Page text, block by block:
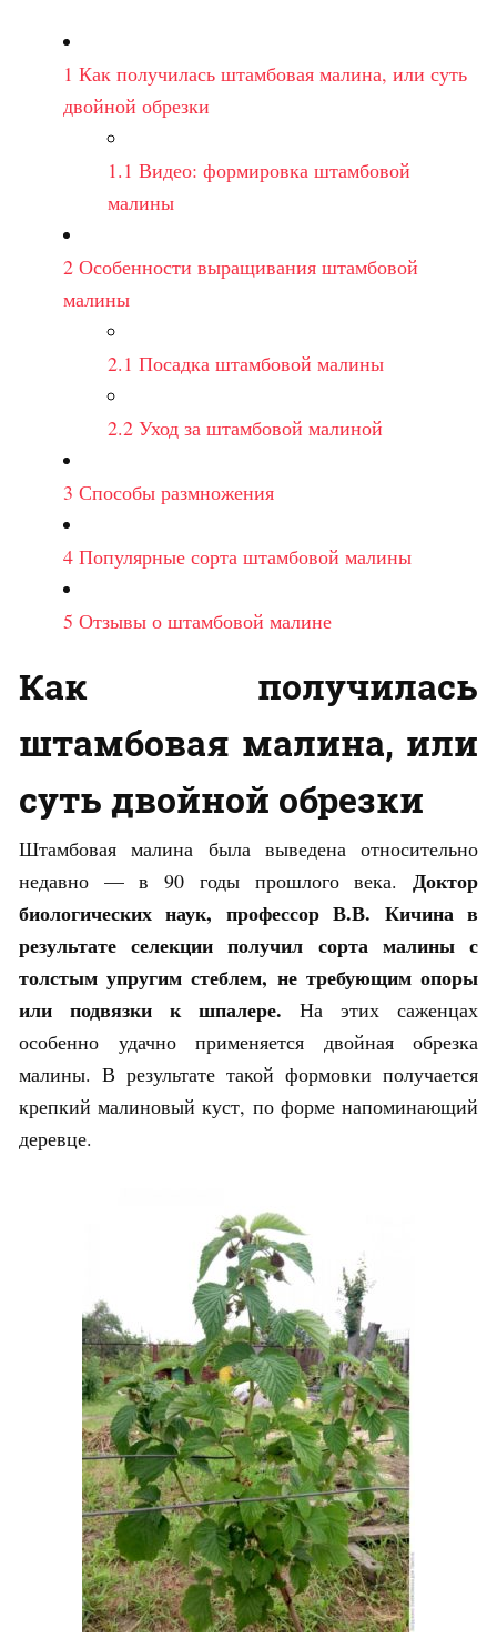
1 Как получилась штамбовая малина, или суть
двойной обрезки
1.1 Видео: формировка штамбовой
малины
2 Особенности выращивания штамбовой
малины
2.1 Посадка штамбовой малины
2.2 Уход за штамбовой малиной
3 Способы размножения
4 Популярные сорта штамбовой малины
5 Отзывы о штамбовой малине
Как получилась
штамбовая малина, или
суть двойной обрезки
Штамбовая малина была выведена относительно
недавно — в 90 годы прошлого века. Доктор
биологических наук, профессор В.В. Кичина в
результате селекции получил сорта малины с
толстым упругим стеблем, не требующим опоры
или подвязки к шпалере. На этих саженцах
особенно удачно применяется двойная обрезка
малины. В результате такой формовки получается
крепкий малиновый куст, по форме напоминающий
деревце.